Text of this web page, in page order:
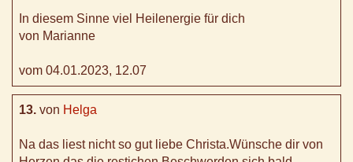
In diesem Sinne viel Heilenergie für dich
von Marianne
vom 04.01.2023, 12.07
13. von Helga
Na das liest nicht so gut liebe Christa.Wünsche dir von